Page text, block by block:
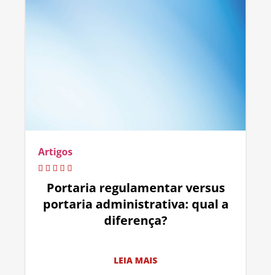
Artigos
Portaria regulamentar versus
portaria administrativa: qual a
diferença?
LEIA MAIS